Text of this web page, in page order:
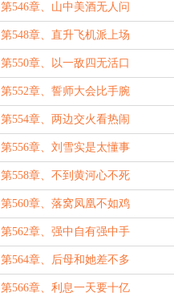
第546章、山中美酒无人问
第548章、直升飞机派上场
第550章、以一敌四无活口
第552章、誓师大会比手腕
第554章、两边交火看热闹
第556章、刘雪实是太懂事
第558章、不到黄河心不死
第560章、落窝凤凰不如鸡
第562章、强中自有强中手
第564章、后母和她差不多
第566章、利息一天要十亿